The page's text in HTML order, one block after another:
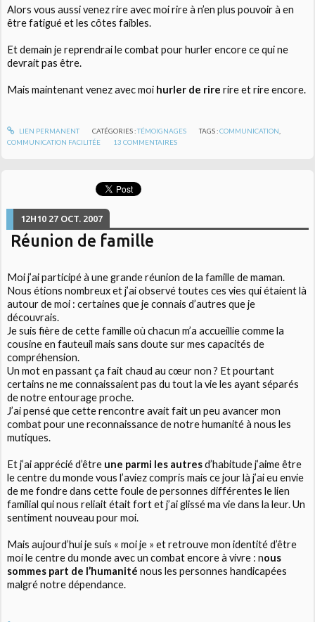
Alors vous aussi venez rire avec moi rire à n’en plus pouvoir à en
être fatigué et les côtes faibles.
Et demain je reprendrai le combat pour hurler encore ce qui ne
devrait pas être.
Mais maintenant venez avec moi hurler de rire rire et rire encore.
LIEN PERMANENT CATÉGORIES :TÉMOIGNAGES TAGS :COMMUNICATION
COMMUNICATION FACILITÉE
13 COMMENTAIRES
12H10 27 OCT. 2007
Réunion de famille
Moi j’ai participé à une grande réunion de la famille de maman.
Nous étions nombreux et j’ai observé toutes ces vies qui étaient là
autour de moi : certaines que je connais d’autres que je
découvrais.
Je suis fière de cette famille où chacun m’a accueillie comme la
cousine en fauteuil mais sans doute sur mes capacités de
compréhension.
Un mot en passant ça fait chaud au cœur non ? Et pourtant
certains ne me connaissaient pas du tout la vie les ayant séparés
de notre entourage proche.
J’ai pensé que cette rencontre avait fait un peu avancer mon
combat pour une reconnaissance de notre humanité à nous les
mutiques.
Et j’ai apprécié d’être une parmi les autresd’habitude j’aime être
le centre du monde vous l’aviez compris mais ce jour là j’ai eu envie
de me fondre dans cette foule de personnes différentes le lien
familial qui nous reliait était fort et j’ai glissé ma vie dans la leur. Un
sentiment nouveau pour moi.
Mais aujourd’hui je suis « moi je » et retrouve mon identité d’être
moi le centre du monde avec un combat encore à vivre : nous
sommes part de l’humaniténous les personnes handicapées
malgré notre dépendance.